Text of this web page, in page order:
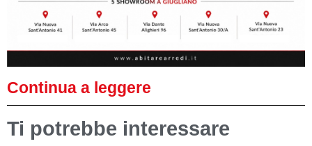
Continua a leggere
Ti potrebbe interessare